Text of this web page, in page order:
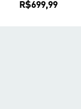
Preço
R$699,99